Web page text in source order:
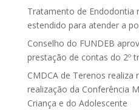
Tratamento de Endodontia
estendido para atender a
Conselho do FUNDEB
prestação de contas do 2º
CMDCA de Terenos realiza
realização da Conferência
Criança e do Adolescente